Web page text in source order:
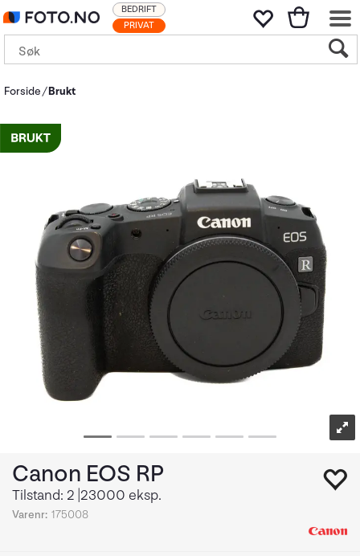
PRIVAT
BEDRIFT
Forside Brukt
Canon EOS RP
Tilstand: 2 |23000 eksp.
Varenr: 175008